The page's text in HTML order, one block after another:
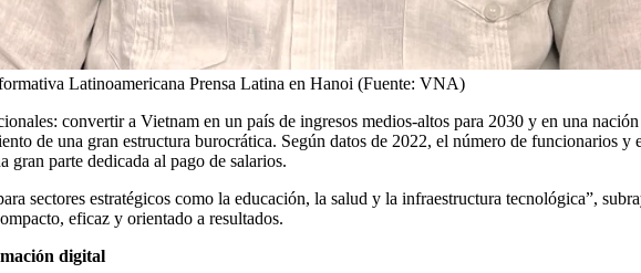
Latinoamericana Prensa Latina en Hanoi (Fuente: VNA)
convertir a Vietnam en un país de ingresos medios-altos para 2030 y en una
de una gran estructura burocrática. Según datos de 2022, el número de funcionarios
gran parte dedicada al pago de salarios.
sectores estratégicos como la educación, la salud y la infraestructura tecnológica”,
eficaz y orientado a resultados.
digital